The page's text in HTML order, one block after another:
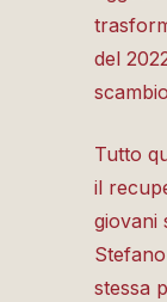
del
Tutto
il
giovani
stessa